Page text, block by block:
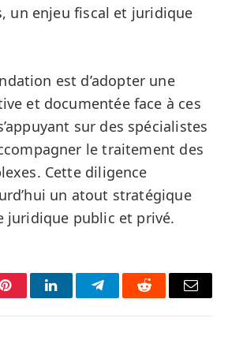
un enjeu fiscal et juridique
est d’adopter une
et documentée face à ces
sur des spécialistes
le traitement des
Cette diligence
un atout stratégique
juridique public et privé.
PinterestLinkedInTelegramReddit Email